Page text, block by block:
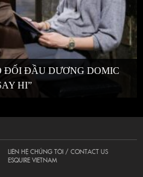
ĐỐI ĐẦU DƯƠNG DOMIC
HI”
LIÊN HỆ CHÚNG TÔI / CONTACT US
ESQUIRE VIETNAM